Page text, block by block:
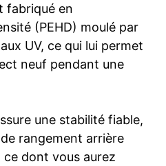
fabriqué en
(PEHD) moulé par
UV, ce qui lui permet
neuf pendant une
une stabilité fiable,
rangement arrière
dont vous aurez